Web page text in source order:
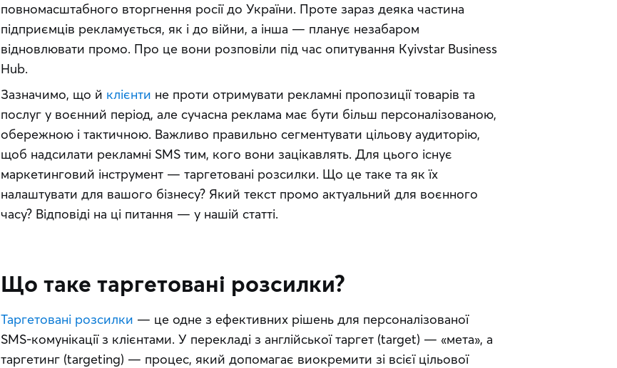
повномасштабного вторгнення росії до України. Проте зараз деяка частина
підприємців рекламується, як і до війни, а інша — планує незабаром
відновлювати промо. Про це вони розповіли під час опитування Kyivstar Business
Hub.
Зазначимо, що й клієнти не проти отримувати рекламні пропозиції товарів та
послуг у воєнний період, але сучасна реклама має бути більш персоналізованою,
обережною і тактичною. Важливо правильно сегментувати цільову аудиторію,
щоб надсилати рекламні SMS тим, кого вони зацікавлять. Для цього існує
маркетинговий інструмент — таргетовані розсилки. Що це таке та як їх
налаштувати для вашого бізнесу? Який текст промо актуальний для воєнного
часу? Відповіді на ці питання — у нашій статті.
Що таке таргетовані розсилки?
Таргетовані розсилки — це одне з ефективних рішень для персоналізованої
SMS-комунікації з клієнтами. У перекладі з англійської таргет (target) — «мета», а
таргетинг (targeting) — процес, який допомагає виокремити зі всієї цільової